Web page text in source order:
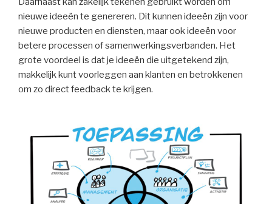
nieuwe ideeën te genereren. Dit kunnen ideeën zijn voor
nieuwe producten en diensten, maar ook ideeën voor
betere processen of samenwerkingsverbanden. Het
grote voordeel is dat je ideeën die uitgetekend zijn,
makkelijk kunt voorleggen aan klanten en betrokkenen
om zo direct feedback te krijgen.